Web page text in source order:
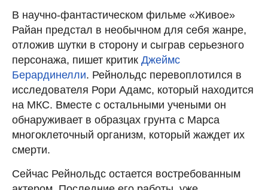
В научно-фантастическом фильме «Живое»
Райан предстал в необычном для себя жанре,
отложив шутки в сторону и сыграв серьезного
персонажа, пишет критик Джеймс
Берардинелли. Рейнольдс перевоплотился в
исследователя Рори Адамс, который находится
на МКС. Вместе с остальными учеными он
обнаруживает в образцах грунта с Марса
многоклеточный организм, который жаждет их
смерти.
Сейчас Рейнольдс остается востребованным